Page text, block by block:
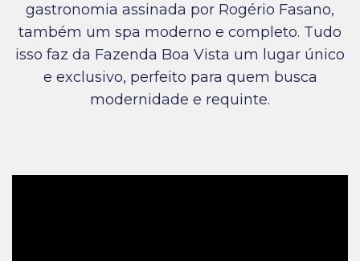
gastronomia assinada por Rogério Fasano,
também um spa moderno e completo. Tudo
isso faz da Fazenda Boa Vista um lugar único
e exclusivo, perfeito para quem busca
modernidade e requinte.